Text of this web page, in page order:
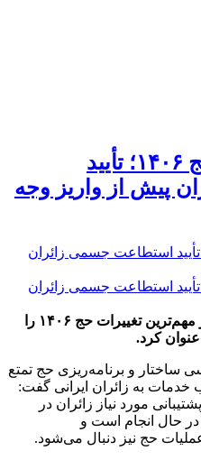
تغییر مهم در ثبت‌نام حج ۱۴۰۶؛ تأیید
پیش از واریز وجه
رئیس سازمان حج و زیارت یکی از مهم‌ترین تغییرات حج ۱۴۰۶ را
کرد.
و برنامه‌ریزی حج تمتع
خدمات به زائران ایرانی گفت:
مورد نیاز زائران در
حال انجام است و
حج نیز دنبال می‌شود.